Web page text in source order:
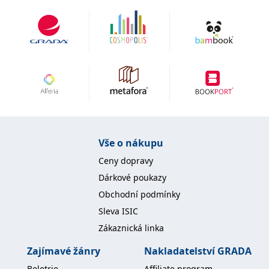
Vše o nákupu
Ceny dopravy
Dárkové poukazy
Obchodní podmínky
Sleva ISIC
Zákaznická linka
Zajímavé žánry Nakladatelství GRADA
.doubleclick.net
1 rok
nastavuje společnost
Doubleclick a provádí
informace o tom, jak
kterou koncový uživatel
mohl vidět před
návštěvou uvedeného